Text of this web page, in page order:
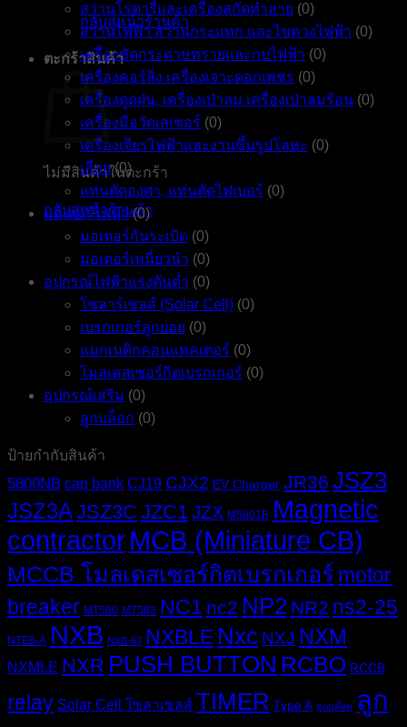
กลับสู่หน้าร้านค้า
ตะกร้าสินค้า
ไม่มีสินค้าในตะกร้า
กลับสู่หน้าร้านค้า
สว่านโรตารี่และเครื่องสกัดทำลาย (0)
สว่านไฟฟ้า สว่านกระแทก และไขควงไฟฟ้า (0)
เครื่องขัดกระดาษทรายและกบไฟฟ้า (0)
เครื่องคอร์ลิ่ง เครื่องเจาะดอกเพชร (0)
เครื่องดูดฝุ่น, เครื่องเป่าลม เครื่องเป่าลมร้อน (0)
เครื่องมือวัดเลเซอร์ (0)
เครื่องเจียรไฟฟ้าและงานขึ้นรูปโลหะ (0)
เลื่อย (0)
แท่นตัดองศา, แท่นตัดไฟเบอร์ (0)
มอเตอร์ไฟฟ้า (0)
มอเตอร์กันระเบิด (0)
มอเตอร์เหนี่ยวนำ (0)
อุปกรณ์ไฟฟ้าแรงดันต่ำ (0)
โซลาร์เซลส์ (Solar Cell) (0)
เบรกเกอร์ลูกย่อย (0)
แมกเนติกคอนแทคเตอร์ (0)
โมลเคสเซอร์กิตเบรกเกอร์ (0)
อุปกรณ์เสริม (0)
ลูกบล็อก (0)
ป้ายกำกับสินค้า
5800NB cap bank CJ19 CJX2 EV Charger JR36 JSZ3
JSZ3AJSZ3C JZC1JZX M5801B Magnetic
contractorMCB (Miniature CB)
MCCB โมลเดสเซอร์กิตเบรกเกอร์ motor
breaker MT580 MT583 NC1 nc2 NP2 NR2 ns2-25
NTE8-A NXB NXB-63 NXBLE Nxc NXJ NXM
NXMLE NXR PUSH BUTTON RCBO RCCB
relay Solar Cell โซลาเซลส์ TIMER Type A ลูกบล๊อค ลูก